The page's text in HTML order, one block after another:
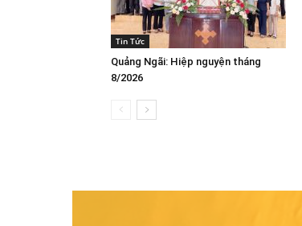
Tin Tức
Quảng Ngãi: Hiệp nguyện tháng
8/2026